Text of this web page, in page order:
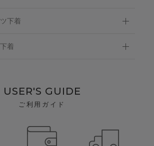
下着
着
USER'S GUIDE
ご利用ガイド